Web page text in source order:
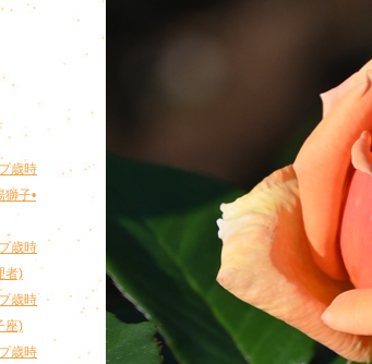
歳時
獅子•
歳時
者)
歳時
座)
歳時